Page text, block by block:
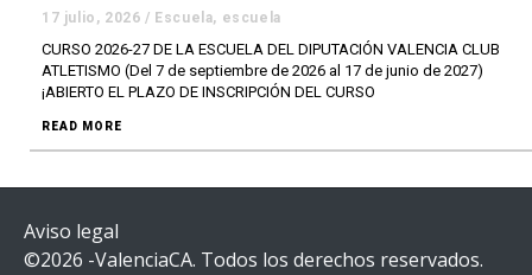
17 julio, 2026 / Escuela, escuela
CURSO 2026-27 DE LA ESCUELA DEL DIPUTACIÓN VALENCIA CLUB
ATLETISMO (Del 7 de septiembre de 2026 al 17 de junio de 2027)
¡ABIERTO EL PLAZO DE INSCRIPCIÓN DEL CURSO
READ MORE
Aviso legal
©2026 -ValenciaCA. Todos los derechos reservados.